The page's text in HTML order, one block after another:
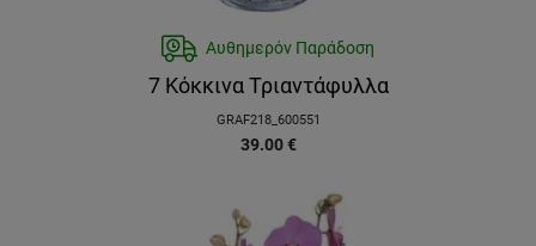
Αυθημερόν Παράδοση
7 Κόκκινα Τριαντάφυλλα
GRAF218_600551
39.00 €